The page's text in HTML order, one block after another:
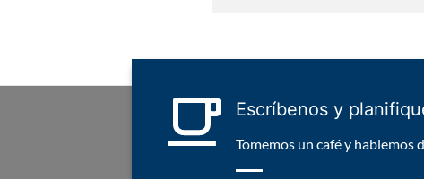
Escríbenos y
Tomemos un café y hablemos